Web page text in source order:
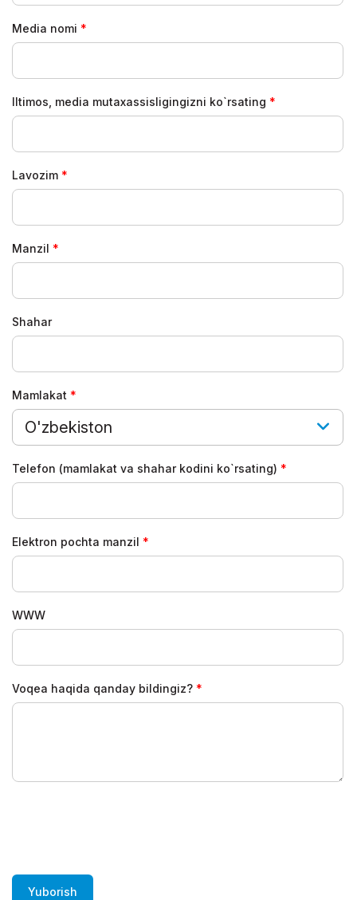
Media nomi
Iltimos, media mutaxassisligingizni ko`rsating
Lavozim
Manzil
Shahar
Mamlakat
O'zbekiston
Telefon (mamlakat va shahar kodini ko`rsating)
Elektron pochta manzil
WWW
Voqea haqida qanday bildingiz?
Yuborish